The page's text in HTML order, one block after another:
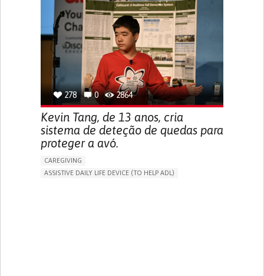
CAREGIVER SUPPORT
UNITED STATES
278 0 2864
Kevin Tang, de 13 anos, cria
sistema de deteção de quedas para
proteger a avó.
CAREGIVING
ASSISTIVE DAILY LIFE DEVICE (TO HELP ADL)